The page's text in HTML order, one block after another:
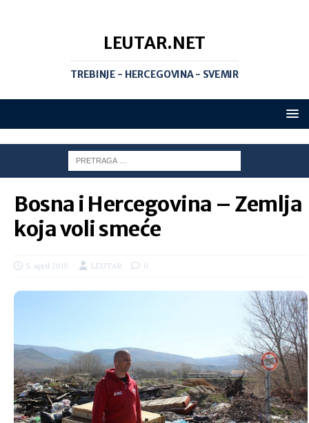
LEUTAR.NET
TREBINJE - HERCEGOVINA - SVEMIR
Bosna i Hercegovina – Zemlja
koja voli smeće
5. april 2019. LEUTAR 0